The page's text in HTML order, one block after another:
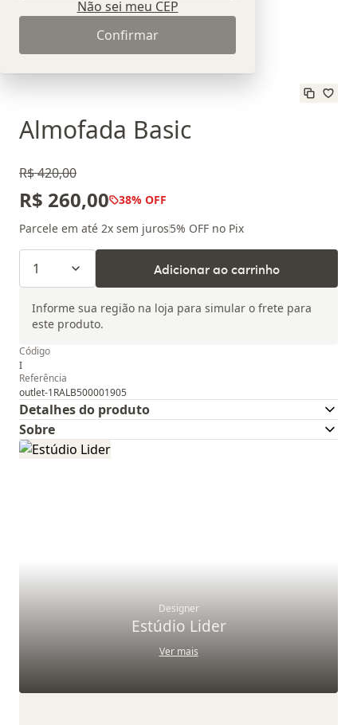
Não sei meu CEP
Confirmar
Almofada Basic
R$ 420,00
R$ 260,00 38% OFF
Parcele em até 2x sem juros5% OFF no Pix
1 Adicionar ao carrinho
Informe sua região na loja para simular o frete para
este produto.
Código
I
Referência
outlet-1RALB500001905
Detalhes do produto
Sobre
Designer
Estúdio Lider
Ver mais